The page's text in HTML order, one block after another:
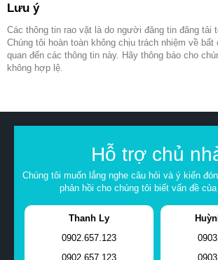
Lưu ý
Các thông tin rao vặt là do người đăng tin đăng tải
Chúng tôi hoàn toàn không chịu trách nhiệm về
quan đến các thông tin này. Hãy thông báo cho
không hợp lệ.
Hỗ trợ chủ
Chúng tôi muốn lắng nghe câu hỏi và ý kiến
phản hồi cho chúng tôi biết vấn đề của
Thanh Ly
0902.657.123
0902.657.123